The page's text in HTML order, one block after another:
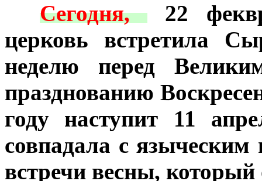
Сегодня, 22
церковь встретила
неделю перед
празднованию
году наступит 11
совпадала с
встречи весны,